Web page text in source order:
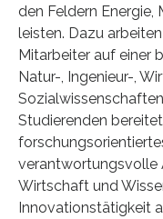
den Feldern
leisten. Dazu
Mitarbeiter auf einer
Natur-, Ingenieur-,
Studierenden
verantwortungsvolle
Wirtschaft und
Innovationstätigkeit